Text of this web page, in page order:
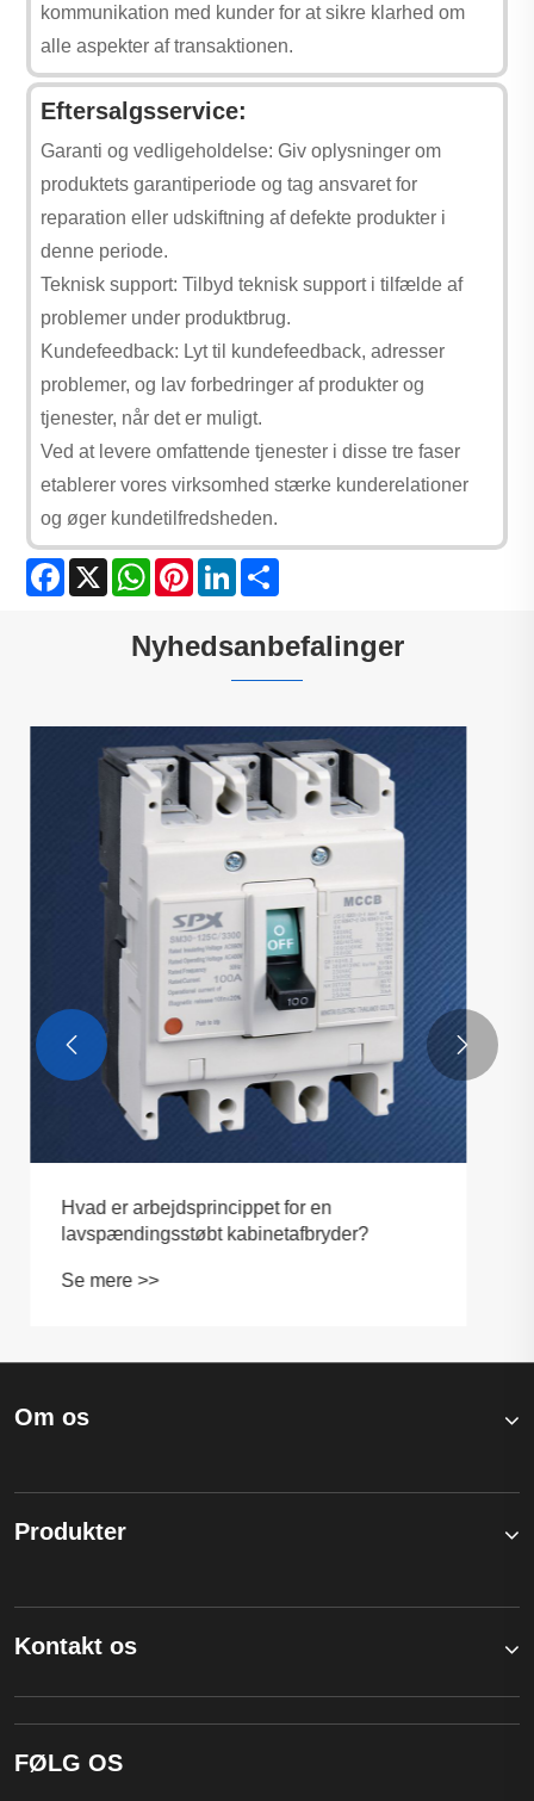
kommunikation med kunder for at sikre klarhed om
alle aspekter af transaktionen.
Eftersalgsservice:
Garanti og vedligeholdelse: Giv oplysninger om
produktets garantiperiode og tag ansvaret for
reparation eller udskiftning af defekte produkter i
denne periode.
Teknisk support: Tilbyd teknisk support i tilfælde af
problemer under produktbrug.
Kundefeedback: Lyt til kundefeedback, adresser
problemer, og lav forbedringer af produkter og
tjenester, når det er muligt.
Ved at levere omfattende tjenester i disse tre faser
etablerer vores virksomhed stærke kunderelationer
og øger kundetilfredsheden.
Facebook
X WhatsApp
PinterestLinkedIn
Nyhedsanbefalinger
Hvordan kan en magnetisk
motorstartkontakt forbedre din
maskinstyringseffektivitet
Se mere >>
 
Om os
Produkter
Kontakt os
FØLG OS